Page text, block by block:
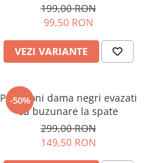
199,00 RON
99,50 RON
VEZI VARIANTE
-50%
Pantaloni dama negri evazati
cu buzunare la spate
299,00 RON
149,50 RON